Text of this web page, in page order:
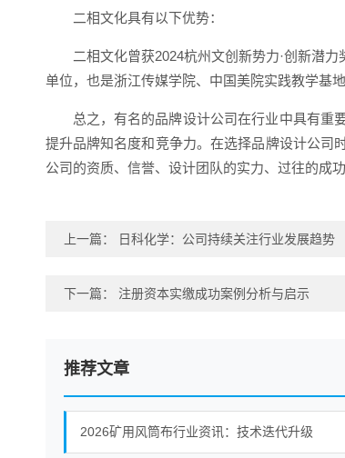
二相文化具有以下优势：
二相文化曾获2024杭州文创新势力·创新潜
单位，也是浙江传媒学院、中国美院实践教学基
总之，有名的品牌设计公司在行业中具有重
提升品牌知名度和竞争力。在选择品牌设计公司
公司的资质、信誉、设计团队的实力、过往的成
上一篇： 日科化学：公司持续关注行业发展趋势
下一篇： 注册资本实缴成功案例分析与启示
推荐文章
2026矿用风筒布行业资讯：技术迭代升级